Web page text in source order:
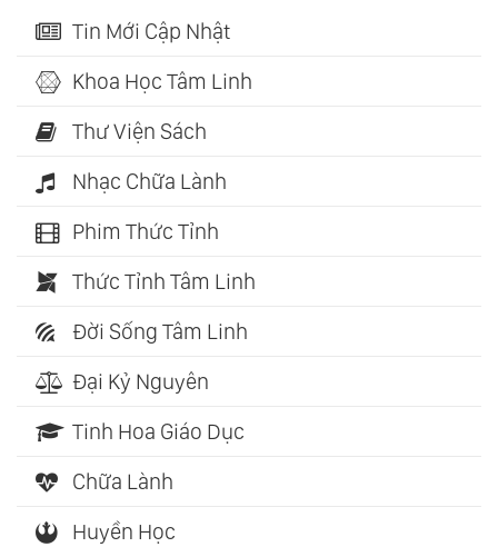
Tin Mới Cập Nhật
Khoa Học Tâm Linh
Thư Viện Sách
Nhạc Chữa Lành
Phim Thức Tỉnh
Thức Tỉnh Tâm Linh
Đời Sống Tâm Linh
Đại Kỷ Nguyên
Tinh Hoa Giáo Dục
Chữa Lành
Huyền Học